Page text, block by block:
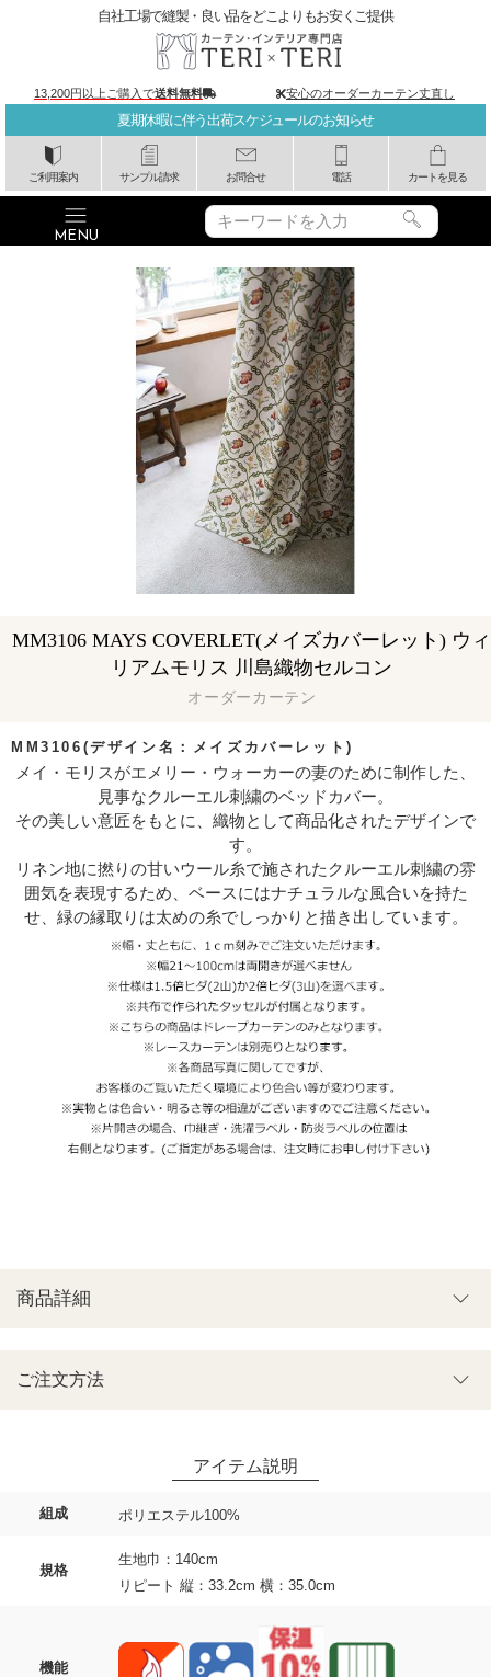
夏期休暇に伴う出荷スケジュールのお知らせ
ご利用案内 サンプル請求 お問合せ 電話 カートを見る
自社工場で縫製・良い品をどこよりもお安くご提供
13,200円以上ご購入で送料無料 安心のオーダーカーテン丈直し
MM3106(デザイン名：メイズカバーレット)
オーダーカーテン
MM3106 MAYS COVERLET(メイズカバーレット) ウィ
リアムモリス 川島織物セルコン
組成 ポリエステル100%
規格
生地巾：140cm
リピート 縦：33.2cm 横：35.0cm
機能
メイ・モリスがエメリー・ウォーカーの妻のために制作した、
見事なクルーエル刺繍のベッドカバー。
その美しい意匠をもとに、織物として商品化されたデザインで
す。
リネン地に撚りの甘いウール糸で施されたクルーエル刺繍の雰
囲気を表現するため、ベースにはナチュラルな風合いを持た
せ、緑の縁取りは太めの糸でしっかりと描き出しています。
ご注文方法
商品詳細